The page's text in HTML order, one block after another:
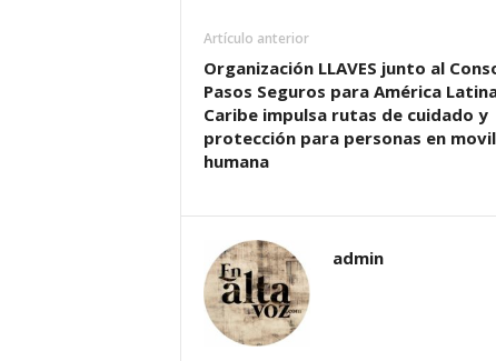
Artículo anterior
Organización LLAVES junto al
Pasos Seguros para América
Caribe impulsa rutas de cuidado y
protección para personas en
humana
admin